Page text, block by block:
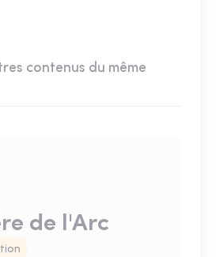
contenus du même
de l'Arc